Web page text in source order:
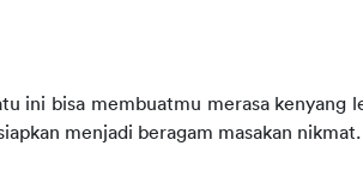
ini bisa membuatmu merasa kenyang
menjadi beragam masakan nikmat.